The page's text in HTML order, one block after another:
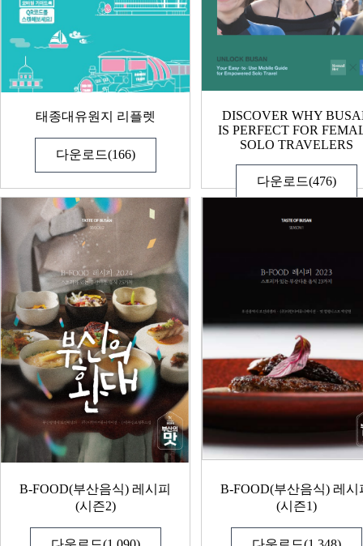
태종대유원지 리플렛
다운로드(166)
DISCOVER WHY
IS PERFECT FOR
SOLO TRAVELERS
다운로드(476)
B-FOOD(부산음식) 레시피
(시즌2)
B-FOOD(부산음식) 레시
(시즌1)